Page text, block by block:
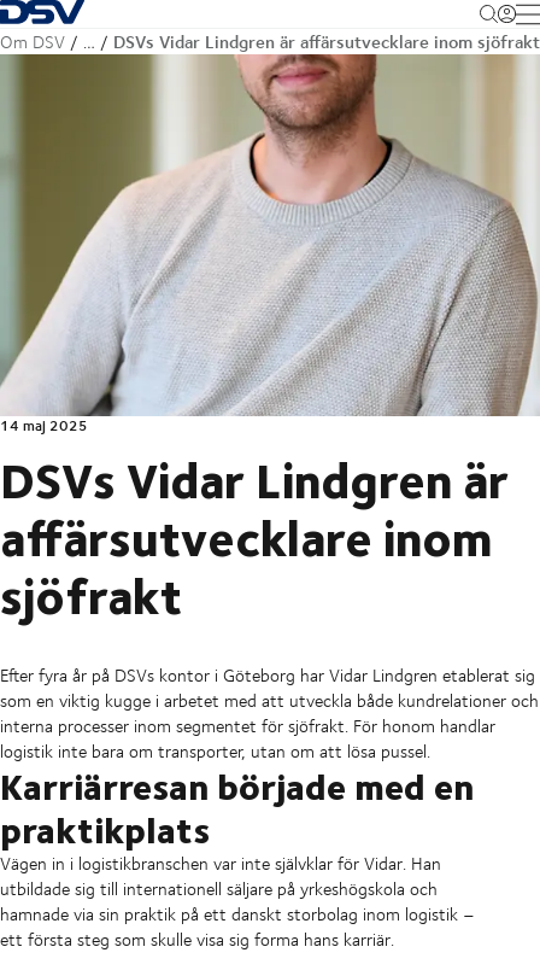
Tillbaka till hemsidan
Om DSV … DSVs Vidar Lindgren är affärsutvecklare inom sjöfrakt
14 maj 2025
DSVs Vidar Lindgren är
affärsutvecklare inom
sjöfrakt
Efter fyra år på DSVs kontor i Göteborg har Vidar Lindgren etablerat sig
som en viktig kugge i arbetet med att utveckla både kundrelationer och
interna processer inom segmentet för sjöfrakt. För honom handlar
logistik inte bara om transporter, utan om att lösa pussel.
Karriärresan började med en
praktikplats
Vägen in i logistikbranschen var inte självklar för Vidar. Han
utbildade sig till internationell säljare på yrkeshögskola och
hamnade via sin praktik på ett danskt storbolag inom logistik –
ett första steg som skulle visa sig forma hans karriär.